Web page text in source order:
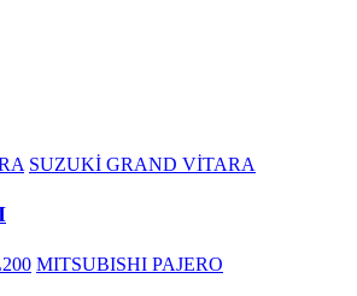
SUZUKİ GRAND VİTARA
MITSUBISHI PAJERO